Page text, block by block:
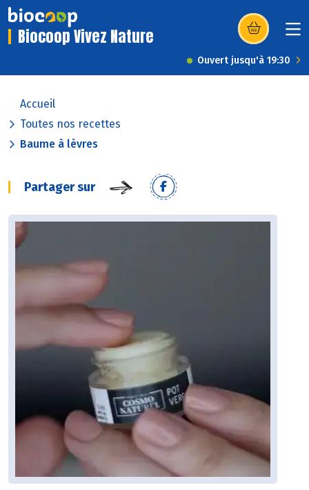
Biocoop Vivez Nature (s’ouvre dans
Ouvert jusqu'à 19:30
Accueil
Toutes nos recettes
Baume à lèvres
Partager sur